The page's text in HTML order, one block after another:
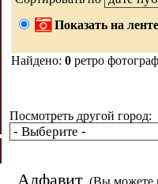
Показать на ленте
Найдено: 0 ретро
Посмотреть другой город:
Алфавит (Вы можете